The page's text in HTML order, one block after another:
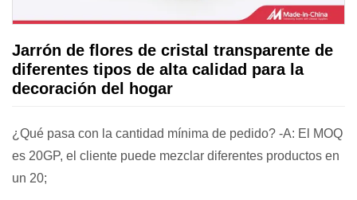
Jarrón de flores de cristal transparente de
diferentes tipos de alta calidad para la
decoración del hogar
¿Qué pasa con la cantidad mínima de pedido? -A: El MOQ
es 20GP, el cliente puede mezclar diferentes productos en
un 20;